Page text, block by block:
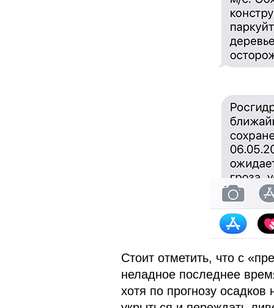
Стоит отметить, что с
неладное последнее
хотя по прогнозу